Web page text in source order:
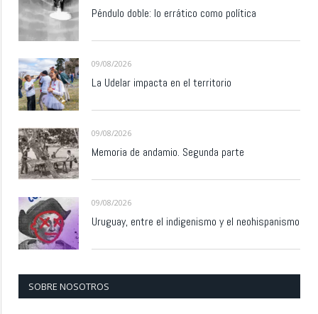
Péndulo doble: lo errático como política
09/08/2026
La Udelar impacta en el territorio
09/08/2026
Memoria de andamio. Segunda parte
09/08/2026
Uruguay, entre el indigenismo y el neohispanismo
SOBRE NOSOTROS